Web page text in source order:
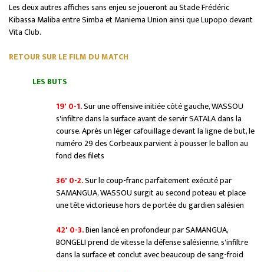
Les deux autres affiches sans enjeu se joueront au Stade Frédéric
Kibassa Maliba entre Simba et Maniema Union ainsi que Lupopo devant
Vita Club.
RETOUR SUR LE FILM DU MATCH
LES BUTS
19' 0-1.Sur une offensive initiée côté gauche, WASSOU
s'infiltre dans la surface avant de servir SATALA dans la
course. Après un léger cafouillage devant la ligne de but, le
numéro 29 des Corbeaux parvient à pousser le ballon au
fond des filets
36' 0-2.Sur le coup-franc parfaitement exécuté par
SAMANGUA, WASSOU surgit au second poteau et place
une tête victorieuse hors de portée du gardien salésien
42' 0-3.Bien lancé en profondeur par SAMANGUA,
BONGELI prend de vitesse la défense salésienne, s'infiltre
dans la surface et conclut avec beaucoup de sang-froid